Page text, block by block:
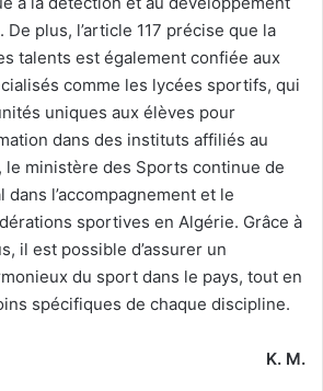
plus, l’article 117 précise que la
talents est également confiée aux
comme les lycées sportifs, qui
uniques aux élèves pour
dans des instituts affiliés au
le ministère des Sports continue de
l’accompagnement et le
sportives en Algérie. Grâce à
il est possible d’assurer un
du sport dans le pays, tout en
spécifiques de chaque discipline.
K. M.